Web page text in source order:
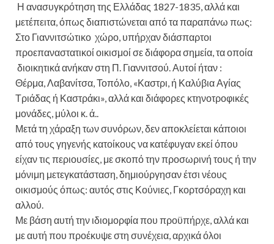
Η ανασυγκρότηση της Ελλάδας 1827-1835, αλλά και
μετέπειτα, όπως διαπιστώνεται από τα παραπάνω πως:
Στο Γιαννιτσώτικο χώρο, υπήρχαν διάσπαρτοι
προεπαναστατικοί οικισμοί σε διάφορα σημεία, τα οποία
διοικητικά ανήκαν στη Π. Γιαννιτσού. Αυτοί ήταν :
Θέρμα, Λαβανίτσα, Τοπόλο, «Καστρι, ή Καλύβια Αγίας
Τριάδας ή Καστράκι», αλλά και διάφορες κτηνοτροφικές
μονάδες, μύλοι κ. ά..
Μετά τη χάραξη των συνόρων, δεν αποκλείεται κάποιοι
από τους γηγενής κατοίκους να κατέφυγαν εκεί όπου
είχαν τις περιουσίες, με σκοπό την προσωρινή τους ή την
μόνιμη μετεγκατάσταση, δημιούργησαν έτσι νέους
οικισμούς όπως: αυτός στις Κούνιες, Γκορτσόραχη και
αλλού.
Με βάση αυτή την ιδιομορφία που προϋπήρχε, αλλά και
με αυτή που προέκυψε στη συνέχεια, αρχικά όλοι